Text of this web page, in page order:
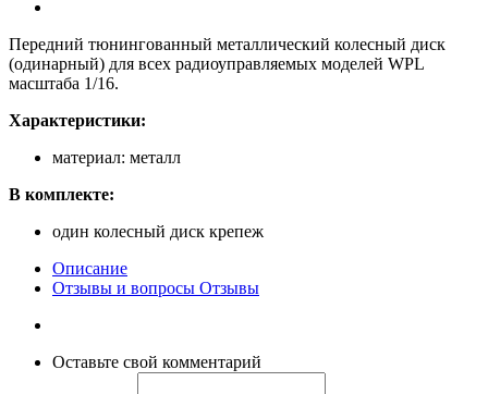
Передний тюнингованный металлический колесный диск
(одинарный) для всех радиоуправляемых моделей WPL
масштаба 1/16.
Характеристики:
материал: металл
В комплекте:
один колесный диск крепеж
Описание
Отзывы и вопросы Отзывы
Оставьте свой комментарий